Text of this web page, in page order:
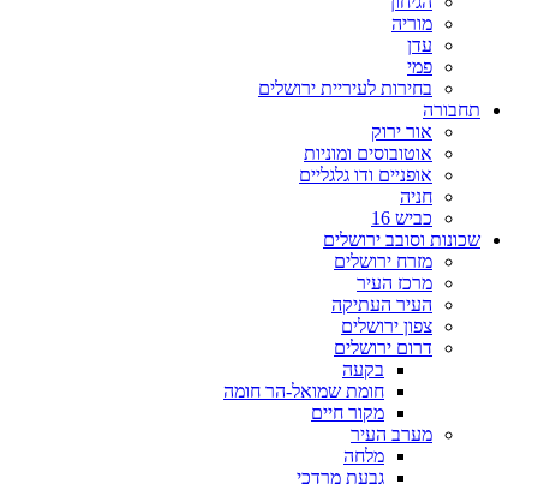
מוריה
עדן
פמי
בחירות לעיריית ירושלים
תחבורה
אור ירוק
אוטובוסים ומוניות
אופניים ודו גלגליים
חניה
כביש 16
שכונות וסובב ירושלים
מזרח ירושלים
מרכז העיר
העיר העתיקה
צפון ירושלים
דרום ירושלים
בקעה
חומת שמואל-הר חומה
מקור חיים
מערב העיר
מלחה
גבעת מרדכי